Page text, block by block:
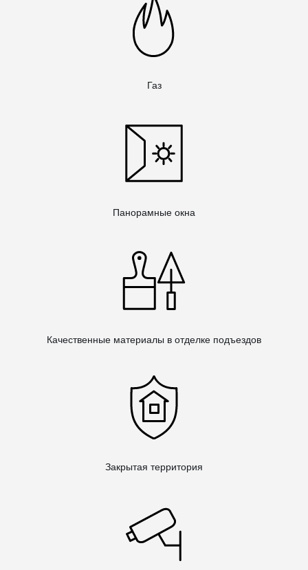
Газ
Панорамные окна
Качественные материалы в отделке подъездов
Закрытая территория